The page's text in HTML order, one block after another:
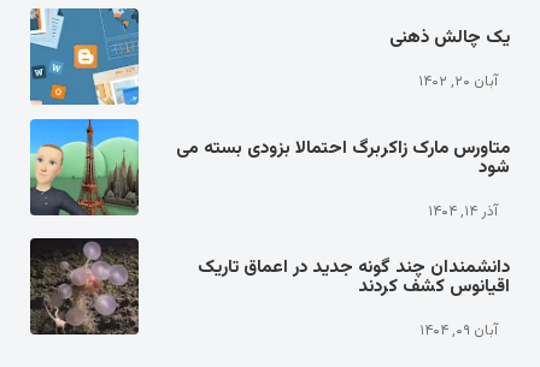
یک چالش ذهنی
آبان ۲۰, ۱۴۰۲
متاورس مارک زاکربرگ احتمالا بزودی بسته می
شود
آذر ۱۴, ۱۴۰۴
دانشمندان چند گونه جدید در اعماق تاریک
اقیانوس کشف کردند
آبان ۰۹, ۱۴۰۴